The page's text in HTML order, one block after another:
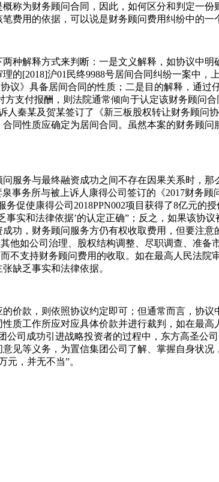
称为财务顾问合同，因此，如何区分和判定一
费用的依据，可以说是财务顾问费用纠纷中的一
种解释方式来判断：一是文义解释，如协议中明
的[2018]沪01民终9988号居间合同纠纷一案中
议》具备居间合同的性质；二是目的解释，通
支付报酬，则法院通常倾向于认定该财务顾问
人秦某及贺某签订了《新三板股权转让财务顾问
同性质应确定为居间合同。虽然本案的财务顾
服务与最终融资成功之间不存在因果关系时，
事务所与被上诉人康得公司签订的《2017财务
促使康得公司2018PPN002项目获得了8亿元的
实和法律依据’的认定正确”；反之，如果该协
功，财务顾问服务方仍有权收取费用，但要注
他如公司治理、股权结构调整、尽职调查、准
不支持财务顾问费用的收取。如在最高人民法院
缺乏事实和法律依据。
价款，则依照协议约定即可；但通常而言，协
质工作所应对应具体价款并进行裁判，如在最
司成功引进战略投资者的过程中，东方高圣公
见等义务，为置信集团公司了解、掌握自身状
，并无不当”。